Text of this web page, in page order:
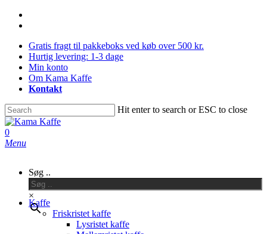
Skip
contentGratis fragt til pakkeboks ved køb over 500 kr.
Hurtig levering: 1-3 dage
Min konto
Om Kama Kaffe
Kontakt
Hit enter to search or ESC to close
Close
Search
0
Menu
Søg ..
×
Kaffe
Friskristet kaffe
Lysristet kaffe